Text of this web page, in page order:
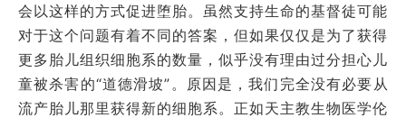
会以这样的方式促进堕胎。虽然支持生命的基督徒可能
对于这个问题有着不同的答案，但如果仅仅是为了获得
更多胎儿组织细胞系的数量，似乎没有理由过分担心儿
童被杀害的“道德滑坡”。原因是，我们完全没有必要从
流产胎儿那里获得新的细胞系。正如天主教生物医学伦